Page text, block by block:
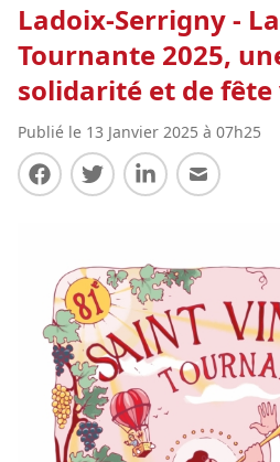
Ladoix-Serrigny -
Tournante 2025,
solidarité et de
Publié le 13 Janvier 2025 à 07h25
Partager sur Facebook
Partager sur Twitter
Partager sur
Partager